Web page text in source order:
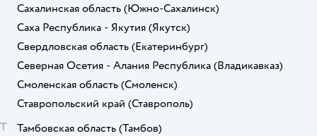
Сахалинская область (Южно-Сахалинск)
Саха Республика - Якутия (Якутск)
Свердловская область (Екатеринбург)
Северная Осетия - Алания Республика (Владикавказ)
Смоленская область (Смоленск)
Ставропольский край (Ставрополь)
Т
Тамбовская область (Тамбов)